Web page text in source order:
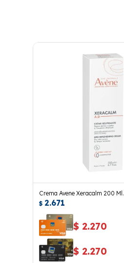
Crema Avene Xeracalm 200 Ml.
$ 2.671
$ 2.270
$ 2.270